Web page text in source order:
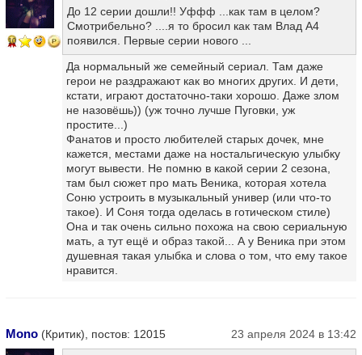
10
До 12 серии дошли!! Уффф ...как там в целом?
Смотрибельно? ....я то бросил как там Влад А4
появился. Первые серии нового ...
Да нормальный же семейный сериал. Там даже
герои не раздражают как во многих других. И дети,
кстати, играют достаточно-таки хорошо. Даже злом
не назовёшь)) (уж точно лучше Пуговки, уж
простите...)
Фанатов и просто любителей старых дочек, мне
кажется, местами даже на ностальгическую улыбку
могут вывести. Не помню в какой серии 2 сезона,
там был сюжет про мать Веника, которая хотела
Соню устроить в музыкальный универ (или что-то
такое). И Соня тогда оделась в готическом стиле)
Она и так очень сильно похожа на свою сериальную
мать, а тут ещё и образ такой... А у Веника при этом
душевная такая улыбка и слова о том, что ему такое
нравится.
Mono (Критик), постов: 12015 23 апреля 2024 в 13:42